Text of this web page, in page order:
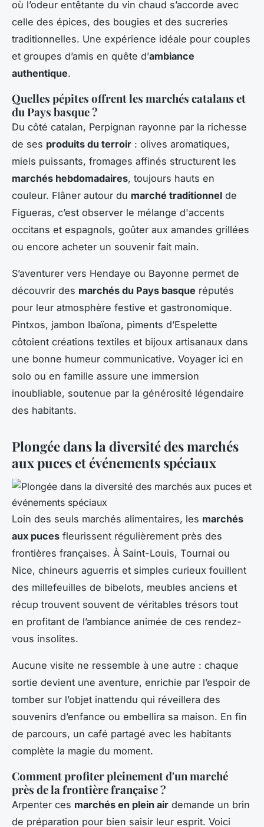
où l’odeur entêtante du vin chaud s’accorde avec
celle des épices, des bougies et des sucreries
traditionnelles. Une expérience idéale pour couples
et groupes d’amis en quête d’ambiance
authentique.
Quelles pépites offrent les marchés catalans et
du Pays basque ?
Du côté catalan, Perpignan rayonne par la richesse
de ses produits du terroir : olives aromatiques,
miels puissants, fromages affinés structurent les
marchés hebdomadaires, toujours hauts en
couleur. Flâner autour du marché traditionnel de
Figueras, c’est observer le mélange d'accents
occitans et espagnols, goûter aux amandes grillées
ou encore acheter un souvenir fait main.
S’aventurer vers Hendaye ou Bayonne permet de
découvrir des marchés du Pays basque réputés
pour leur atmosphère festive et gastronomique.
Pintxos, jambon Ibaïona, piments d’Espelette
côtoient créations textiles et bijoux artisanaux dans
une bonne humeur communicative. Voyager ici en
solo ou en famille assure une immersion
inoubliable, soutenue par la générosité légendaire
des habitants.
Plongée dans la diversité des marchés
aux puces et événements spéciaux
Loin des seuls marchés alimentaires, les marchés
aux puces fleurissent régulièrement près des
frontières françaises. À Saint-Louis, Tournai ou
Nice, chineurs aguerris et simples curieux fouillent
des millefeuilles de bibelots, meubles anciens et
récup trouvent souvent de véritables trésors tout
en profitant de l’ambiance animée de ces rendez-
vous insolites.
Aucune visite ne ressemble à une autre : chaque
sortie devient une aventure, enrichie par l’espoir de
tomber sur l’objet inattendu qui réveillera des
souvenirs d’enfance ou embellira sa maison. En fin
de parcours, un café partagé avec les habitants
complète la magie du moment.
Comment profiter pleinement d'un marché
près de la frontière française ?
Arpenter ces marchés en plein air demande un brin
de préparation pour bien saisir leur esprit. Voici